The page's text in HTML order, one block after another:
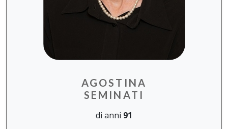
AGOSTINA
SEMINATI
di anni 91